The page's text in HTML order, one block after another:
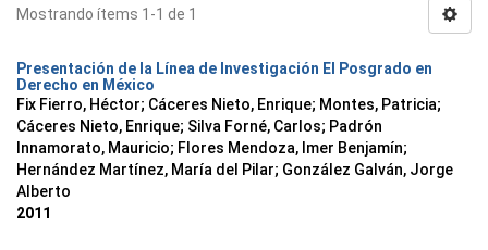
Mostrando ítems 1-1 de 1
Presentación de la Línea de Investigación El Posgrado en
Derecho en México
Fix Fierro, Héctor; Cáceres Nieto, Enrique; Montes, Patricia;
Cáceres Nieto, Enrique; Silva Forné, Carlos; Padrón
Innamorato, Mauricio; Flores Mendoza, Imer Benjamín;
Hernández Martínez, María del Pilar; González Galván, Jorge
Alberto
2011